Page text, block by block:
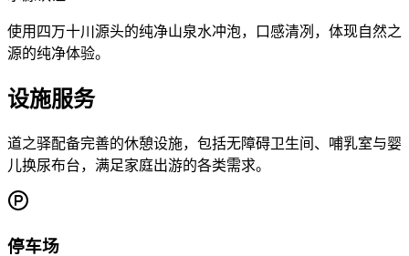
使用四万十川源头的纯净山泉水冲泡，口感清冽，体现自然之
源的纯净体验。
设施服务
道之驿配备完善的休憩设施，包括无障碍卫生间、哺乳室与婴
儿换尿布台，满足家庭出游的各类需求。
停车场